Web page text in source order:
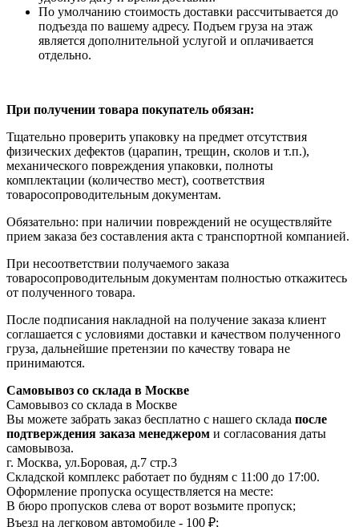
По умолчанию стоимость доставки рассчитывается до
подъезда по вашему адресу. Подъем груза на этаж
является дополнительной услугой и оплачивается
отдельно.
При получении товара покупатель обязан:
Тщательно проверить упаковку на предмет отсутствия
физических дефектов (царапин, трещин, сколов и т.п.),
механического повреждения упаковки, полноты
комплектации (количество мест), соответствия
товаросопроводительным документам.
Обязательно: при наличии повреждений не осуществляйте
прием заказа без составления акта с транспортной компанией.
При несоответствии получаемого заказа
товаросопроводительным документам полностью откажитесь
от полученного товара.
После подписания накладной на получение заказа клиент
соглашается с условиями доставки и качеством полученного
груза, дальнейшие претензии по качеству товара не
принимаются.
Самовывоз со склада в Москве
Самовывоз со склада в Москве
Вы можете забрать заказ бесплатно с нашего склада после
подтверждения заказа менеджером и согласования даты
самовывоза.
г. Москва, ул.Боровая, д.7 стр.3
Складской комплекс работает по будням с 11:00 до 17:00.
Оформление пропуска осуществляется на месте:
В бюро пропусков слева от ворот возьмите пропуск;
Въезд на легковом автомобиле - 100 ₽;